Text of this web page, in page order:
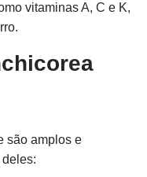
vitaminas A, C e K,
são amplos e